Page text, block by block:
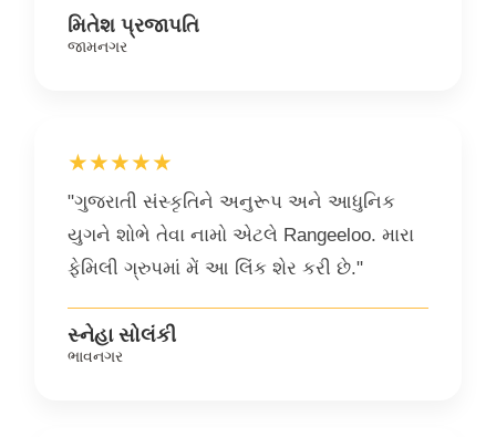
મિતેશ પ્રજાપતિ
જામનગર
★★★★★
"ગુજરાતી સંસ્કૃતિને અનુરૂપ અને આધુનિક
યુગને શોભે તેવા નામો એટલે Rangeeloo. મારા
ફેમિલી ગ્રુપમાં મેં આ લિંક શેર કરી છે."
સ્નેહા સોલંકી
ભાવનગર